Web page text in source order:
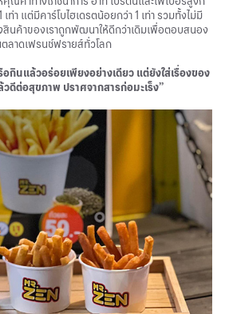
ท่า แต่มีคาร์โบไฮเดรตน้อยกว่า 1 เท่า รวมทั้งไม่มี
สินค้าของเราถูกพัฒนาให้ดีกว่าเดิมเพื่อตอบสนอง
ลาดเฟรนช์ฟรายส์ทั่วโลก
อกินแล้วอร่อยเพียงอย่างเดียว แต่ยังใส่เรื่องของ
ดีต่อสุขภาพ ปราศจากสารก่อมะเร็ง”